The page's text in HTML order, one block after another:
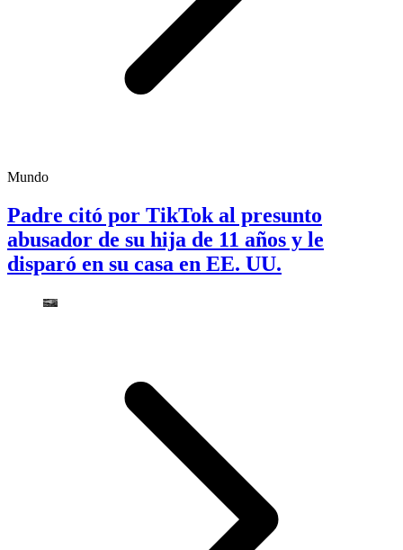
Mundo
Padre citó por TikTok al presunto
abusador de su hija de 11 años y le
disparó en su casa en EE. UU.